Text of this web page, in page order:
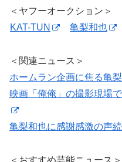
＜ヤフーオークション＞
KAT-TUN
亀梨和也
＜関連ニュース＞
ホームラン企画に焦る亀
映画「俺俺」の撮影現場
亀梨和也に感謝感激の声続
＜おすすめ芸能ニュース＞